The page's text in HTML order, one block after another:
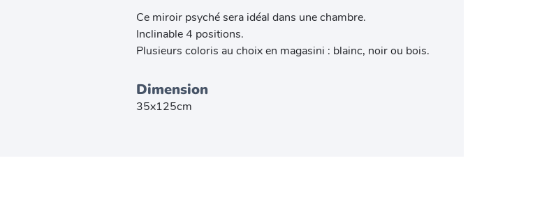
Ce miroir psyché sera idéal dans une chambre.
Inclinable 4 positions.
Plusieurs coloris au choix en magasini : blainc, noir ou bois.
Dimension
35x125cm